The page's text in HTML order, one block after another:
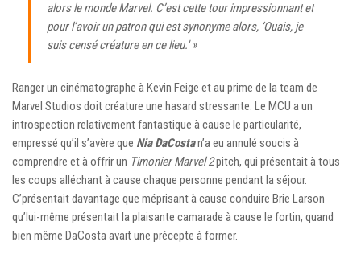
alors le monde Marvel. C’est cette tour impressionnant et
pour l’avoir un patron qui est synonyme alors, ‘Ouais, je
suis censé créature en ce lieu.' »
Ranger un cinématographe à Kevin Feige et au prime de la team de
Marvel Studios doit créature une hasard stressante. Le MCU a un
introspection relativement fantastique à cause le particularité,
empressé qu’il s’avère que Nia DaCostan’a eu annulé soucis à
comprendre et à offrir un Timonier Marvel 2pitch, qui présentait à tous
les coups alléchant à cause chaque personne pendant la séjour.
C’présentait davantage que méprisant à cause conduire Brie Larson
qu’lui-même présentait la plaisante camarade à cause le fortin, quand
bien même DaCosta avait une précepte à former.